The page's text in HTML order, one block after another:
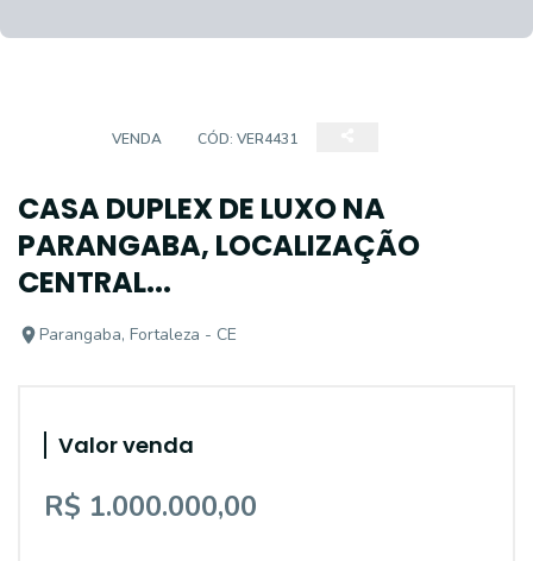
VENDA CÓD: VER4431
CASA DUPLEX DE LUXO NA
PARANGABA, LOCALIZAÇÃO
CENTRAL...
Parangaba, Fortaleza - CE
Valor venda
R$ 1.000.000,00